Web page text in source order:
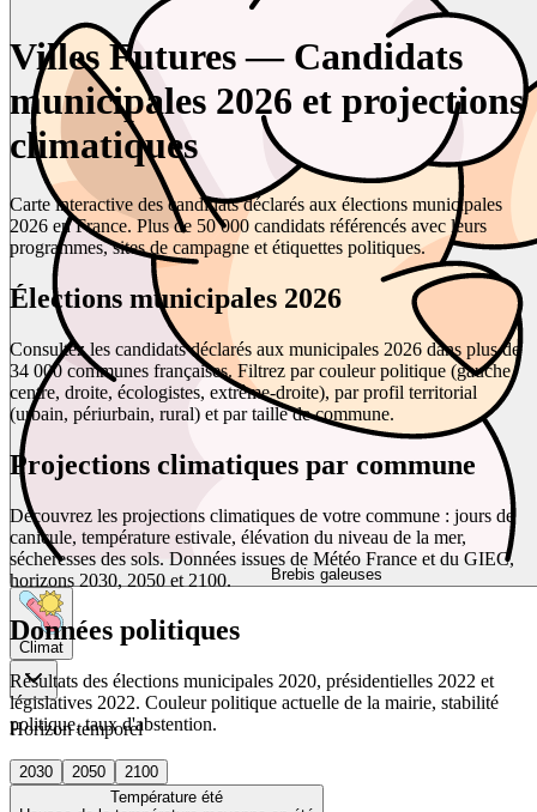
Brebis galeuses
Climat
Horizon temporel
2030 2050
2100
Température été
Villes Futures — Candidats
municipales 2026 et projections
climatiques
Carte interactive des candidats déclarés aux élections municipales
2026 en France. Plus de 50 000 candidats référencés avec leurs
programmes, sites de campagne et étiquettes politiques.
Élections municipales 2026
Consultez les candidats déclarés aux municipales 2026 dans plus de
34 000 communes françaises. Filtrez par couleur politique (gauche,
centre, droite, écologistes, extrême-droite), par profil territorial
(urbain, périurbain, rural) et par taille de commune.
Projections climatiques par commune
Découvrez les projections climatiques de votre commune : jours de
canicule, température estivale, élévation du niveau de la mer,
sécheresses des sols. Données issues de Météo France et du GIEC,
horizons 2030, 2050 et 2100.
Données politiques
Résultats des élections municipales 2020, présidentielles 2022 et
législatives 2022. Couleur politique actuelle de la mairie, stabilité
politique, taux d'abstention.